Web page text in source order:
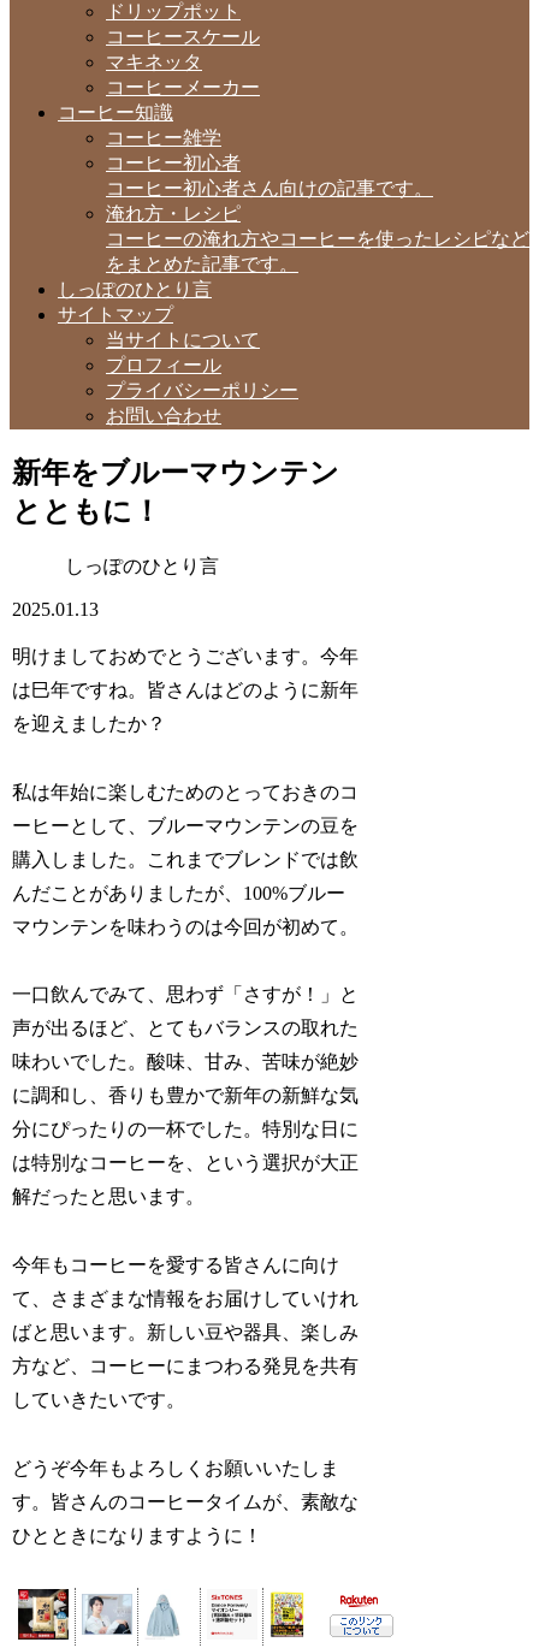
ドリップポット
コーヒースケール
マキネッタ
コーヒーメーカー
コーヒー知識
コーヒー雑学
コーヒー初心者
コーヒー初心者さん向けの記事です。
淹れ方・レシピ
コーヒーの淹れ方やコーヒーを使ったレシピなど
をまとめた記事です。
しっぽのひとり言
サイトマップ
当サイトについて
プロフィール
プライバシーポリシー
お問い合わせ
新年をブルーマウンテン
とともに！
しっぽのひとり言
2025.01.13
明けましておめでとうございます。今年
は巳年ですね。皆さんはどのように新年
を迎えましたか？
私は年始に楽しむためのとっておきのコ
ーヒーとして、ブルーマウンテンの豆を
購入しました。これまでブレンドでは飲
んだことがありましたが、100%ブルー
マウンテンを味わうのは今回が初めて。
一口飲んでみて、思わず「さすが！」と
声が出るほど、とてもバランスの取れた
味わいでした。酸味、甘み、苦味が絶妙
に調和し、香りも豊かで新年の新鮮な気
分にぴったりの一杯でした。特別な日に
は特別なコーヒーを、という選択が大正
解だったと思います。
今年もコーヒーを愛する皆さんに向け
て、さまざまな情報をお届けしていけれ
ばと思います。新しい豆や器具、楽しみ
方など、コーヒーにまつわる発見を共有
していきたいです。
どうぞ今年もよろしくお願いいたしま
す。皆さんのコーヒータイムが、素敵な
ひとときになりますように！